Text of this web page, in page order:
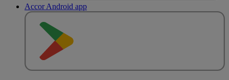
Accor Android app